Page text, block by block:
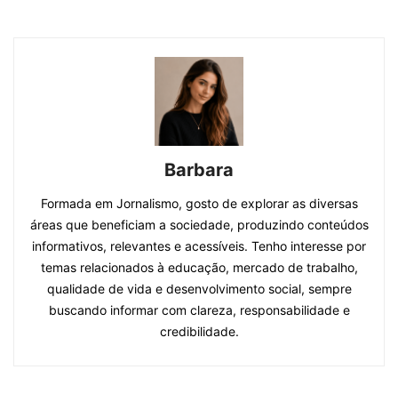
Barbara
Formada em Jornalismo, gosto de explorar as diversas
áreas que beneficiam a sociedade, produzindo conteúdos
informativos, relevantes e acessíveis. Tenho interesse por
temas relacionados à educação, mercado de trabalho,
qualidade de vida e desenvolvimento social, sempre
buscando informar com clareza, responsabilidade e
credibilidade.